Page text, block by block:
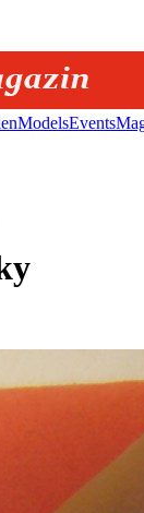
ModelsEvents